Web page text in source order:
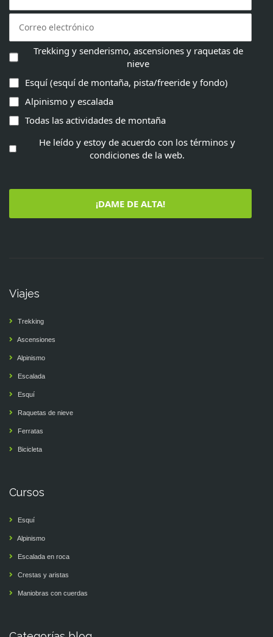
Trekking y senderismo, ascensiones y raquetas de
nieve
Esquí (esquí de montaña, pista/freeride y fondo)
Alpinismo y escalada
Todas las actividades de montaña
He leído y estoy de acuerdo con los términos y
condiciones de la web.
¡DAME DE ALTA!
Viajes
Trekking
Ascensiones
Alpinismo
Escalada
Esquí
Raquetas de nieve
Ferratas
Bicicleta
Cursos
Esquí
Alpinismo
Escalada en roca
Crestas y aristas
Maniobras con cuerdas